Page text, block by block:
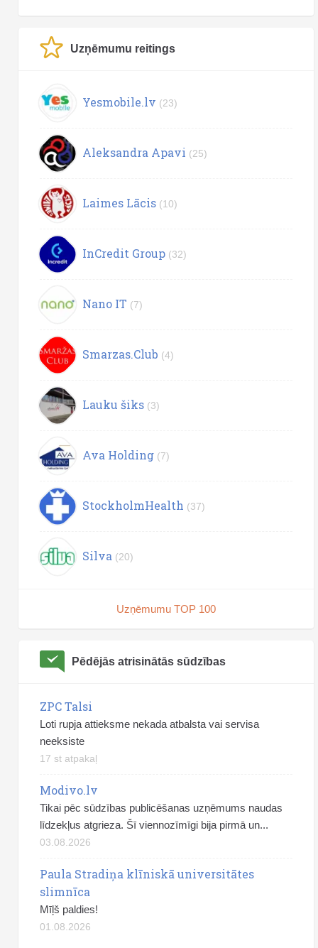
Uzņēmumu reitings
Yesmobile.lv (23)
Aleksandra Apavi (25)
Laimes Lācis (10)
InCredit Group (32)
Nano IT (7)
Smarzas.Club (4)
Lauku šiks (3)
Ava Holding (7)
StockholmHealth (37)
Silva (20)
Uzņēmumu TOP 100
Pēdējās atrisinātās sūdzības
ZPC Talsi
Loti rupja attieksme nekada atbalsta vai servisa
neeksiste
17 st atpakaļ
Modivo.lv
Tikai pēc sūdzības publicēšanas uzņēmums naudas
līdzekļus atgrieza. Šī viennozīmīgi bija pirmā un...
03.08.2026
Paula Stradiņa klīniskā universitātes
slimnīca
Mīļš paldies!
01.08.2026